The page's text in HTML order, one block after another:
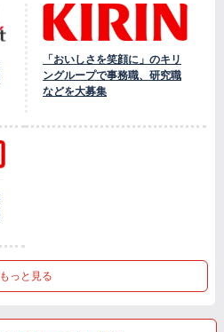
「おいしさを笑顔に」のキリ
ングループで事務職、研究職
などを大募集
もっと見る